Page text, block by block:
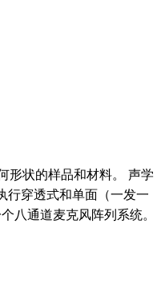
形状的样品和材料。 声学
行穿透式和单面（一发一
八通道麦克风阵列系统。